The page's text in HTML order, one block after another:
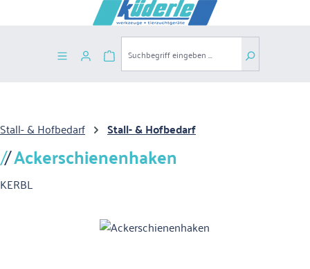
Zum Hauptinhalt springen
Warenkorb enthält 0 Positionen. Der
Stall- & Hofbedarf Stall- & Hofbedarf
Ackerschienenhaken
KERBL
Bildergalerie überspringen